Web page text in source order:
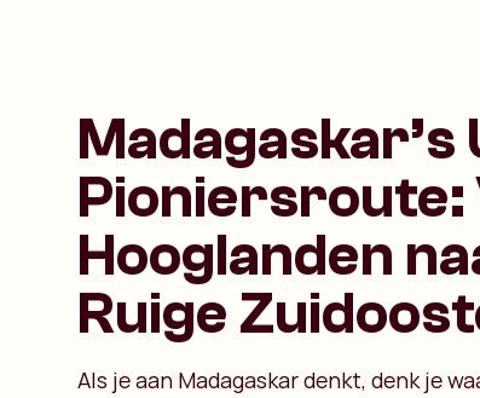
Madagaskar’s
Pioniersroute:
Hooglanden
Ruige
Als je aan Madagaskar denkt, denk je